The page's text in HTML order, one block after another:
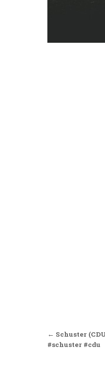
← Schuster
#schuster #cdu